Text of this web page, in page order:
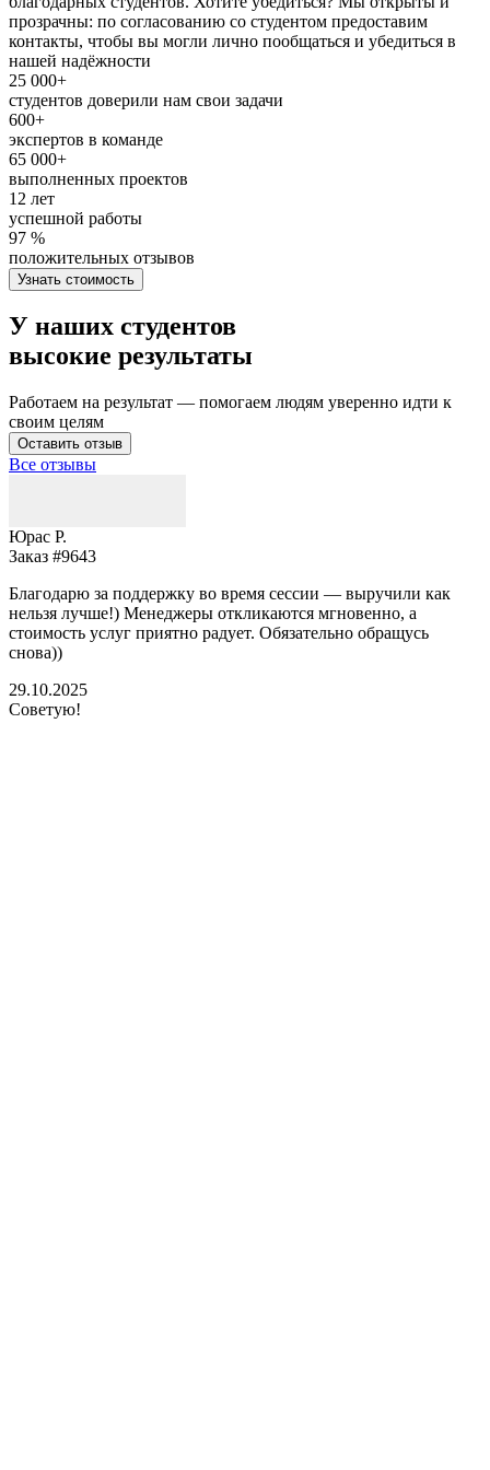
прозрачны: по согласованию со студентом предоставим
контакты, чтобы вы могли лично пообщаться и убедиться в
нашей надёжности
25 000+
студентов доверили нам свои задачи
600+
экспертов в команде
65 000+
выполненных проектов
12 лет
успешной работы
97 %
положительных отзывов
Узнать стоимость
У наших студентов
высокие результаты
Работаем на результат — помогаем людям уверенно идти к
своим целям
Оставить отзыв
Все отзывы
Юрас Р.
Заказ #9643
Благодарю за поддержку во время сессии — выручили как
нельзя лучше!) Менеджеры откликаются мгновенно, а
стоимость услуг приятно радует. Обязательно обращусь
снова))
29.10.2025
Советую!